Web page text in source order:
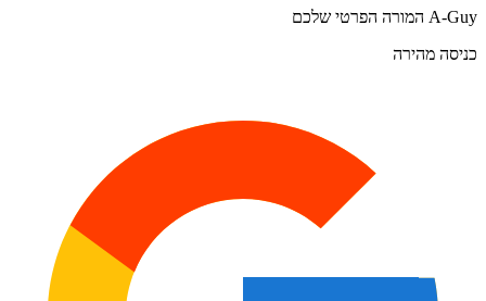
A-Guy המורה הפרטי שלכם
כניסה מהירה